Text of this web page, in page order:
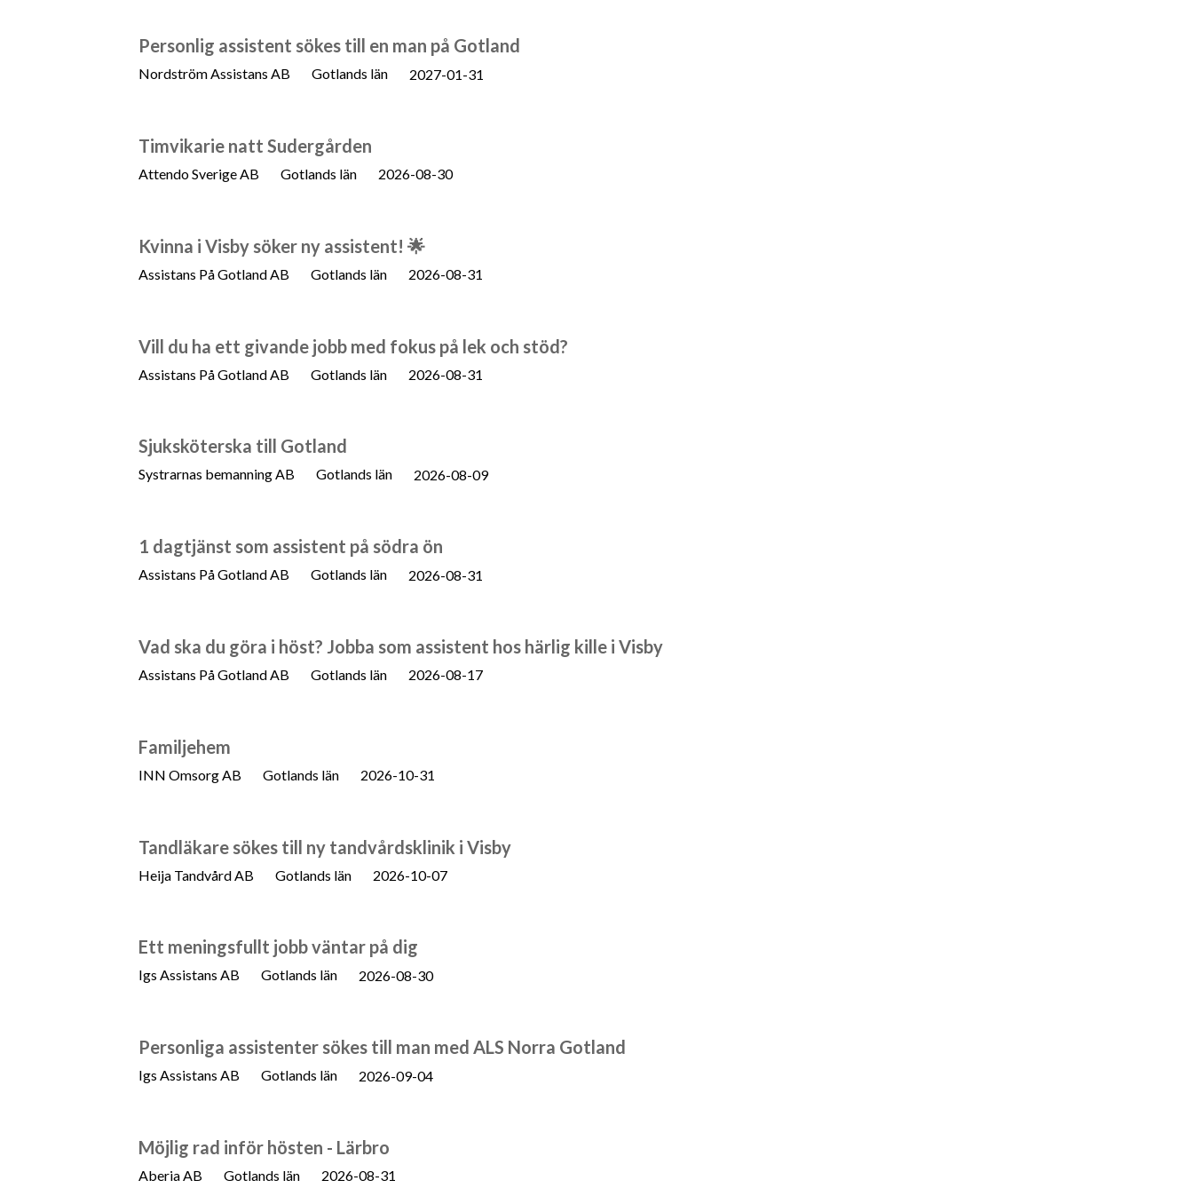
Personlig assistent sökes till en man på Gotland
Nordström Assistans AB Gotlands län 2027-01-31
Timvikarie natt Sudergården
Attendo Sverige AB Gotlands län 2026-08-30
Kvinna i Visby söker ny assistent! 🌟
Assistans På Gotland AB Gotlands län 2026-08-31
Vill du ha ett givande jobb med fokus på lek och stöd?
Assistans På Gotland AB Gotlands län 2026-08-31
Sjuksköterska till Gotland
Systrarnas bemanning AB Gotlands län 2026-08-09
1 dagtjänst som assistent på södra ön
Assistans På Gotland AB Gotlands län 2026-08-31
Vad ska du göra i höst? Jobba som assistent hos härlig kille i Visby
Assistans På Gotland AB Gotlands län 2026-08-17
Familjehem
INN Omsorg AB Gotlands län 2026-10-31
Tandläkare sökes till ny tandvårdsklinik i Visby
Heija Tandvård AB Gotlands län 2026-10-07
Ett meningsfullt jobb väntar på dig
Igs Assistans AB Gotlands län 2026-08-30
Personliga assistenter sökes till man med ALS Norra Gotland
Igs Assistans AB Gotlands län 2026-09-04
Möjlig rad inför hösten - Lärbro
Aberia AB Gotlands län 2026-08-31